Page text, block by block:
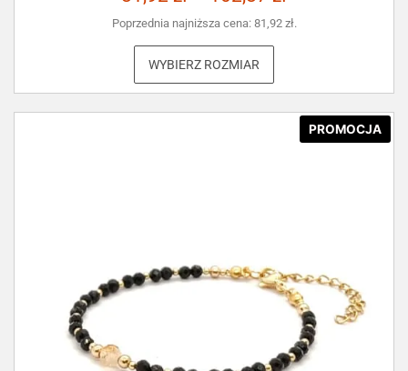
Poprzednia najniższa cena: 81,92 zł.
WYBIERZ ROZMIAR
PROMOCJA